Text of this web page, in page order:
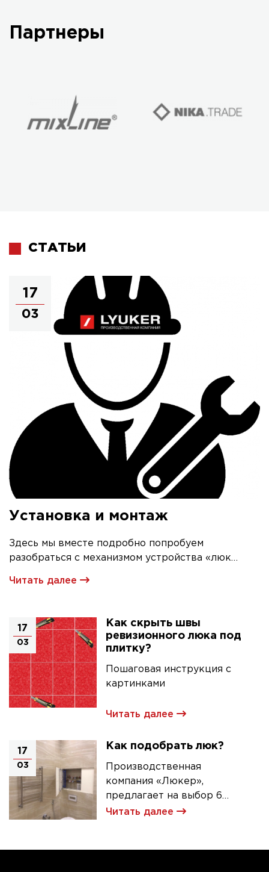
Партнеры
СТАТЬИ
17
03
Установка и монтаж
Здесь мы вместе подробно попробуем
разобраться с механизмом устройства «люк
Читать далее
17
03
Как скрыть швы
ревизионного люка под
плитку?
Пошаговая инструкция с
картинками
Читать далее
17
03
Как подобрать люк?
Производственная
компания «Люкер»,
предлагает на выбор 6
моделей ревизионных
Читать далее